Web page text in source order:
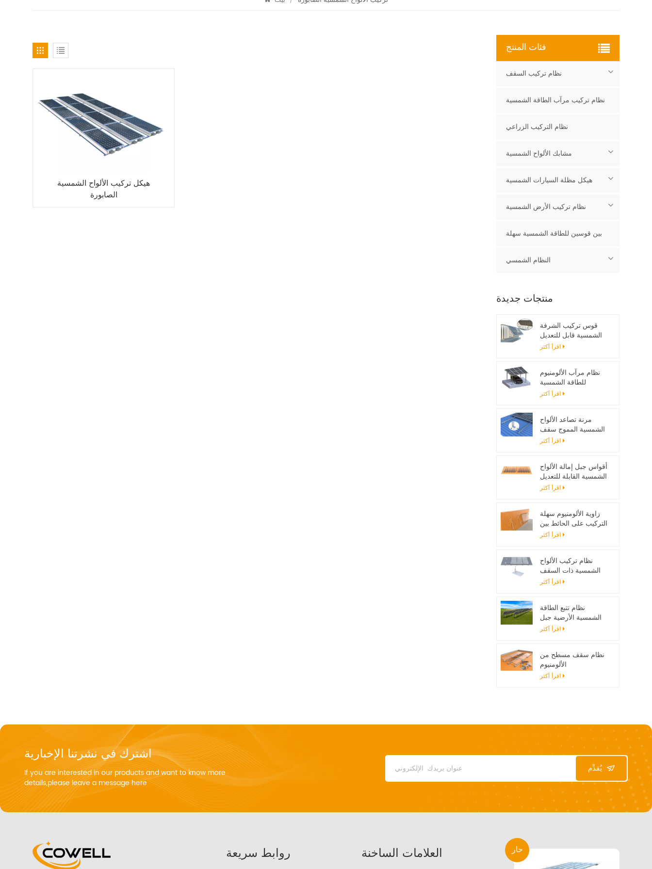
هيكل تركيب الألواح الشمسية
الصابورة
فئات المنتج
نظام تركيب السقف
نظام تركيب مرآب الطاقة الشمسية
نظام التركيب الزراعي
مشابك الألواح الشمسية
هيكل مظلة السيارات الشمسية
نظام تركيب الأرض الشمسية
بين قوسين للطاقة الشمسية سهلة
النظام الشمسي
منتجات جديدة
قوس تركيب الشرفة
الشمسية قابل للتعديل
اقرأ أكثر
نظام مرآب الألومنيوم
للطاقة الشمسية
اقرأ أكثر
مرنة تصاعد الألواح
الشمسية المموج سقف
تصاعد بين قوسين
اقرأ أكثر
أقواس جبل إمالة الألواح
الشمسية القابلة للتعديل
مصممة لأنظمة الطاقة
اقرأ أكثر
زاوية الألومنيوم سهلة
التركيب على الحائط بين
قوسين للألواح الشمسية
اقرأ أكثر
نظام تركيب الألواح
الشمسية ذات السقف
المسطح مع اللمعان
اقرأ أكثر
نظام تتبع الطاقة
الشمسية الأرضية جبل
حامل قابل للتعديل لوحة
اقرأ أكثر
نظام سقف مسطح من
الألومنيوم
اقرأ أكثر
اشترك في نشرتنا الإخبارية
If you are interested in our products and want to know more
details,please leave a message here
يُقدِّم
روابط سريعة العلامات الساخنة حار